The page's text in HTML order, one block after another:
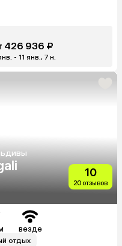
426 936 ₽
- 11 янв., 7 н.
10
20 отзывов
везде
отдых